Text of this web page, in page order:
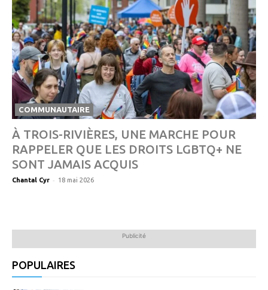
COMMUNAUTAIRE
À TROIS-RIVIÈRES, UNE MARCHE POUR
RAPPELER QUE LES DROITS LGBTQ+ NE
SONT JAMAIS ACQUIS
Chantal Cyr - 18 mai 2026
Publicité
POPULAIRES